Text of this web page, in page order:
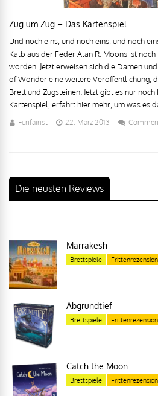
Zug um Zug – Das Kartenspiel
Und noch eins, und noch eins, und noch
Kalb aus der Feder Alan R. Moons ist
worden. Jetzt erweisen sich die Damen
of Wonder eine weitere Veröffentlichung,
Brett und Zugsteinen. Jetzt gibt es nur
Kartenspiel, erfahrt hier mehr, um was es
Funfairist 22. März 2013
Die neusten Reviews
Marrakesh
Brettspiele
Abgrundtief
Brettspiele
Catch the Moon
Brettspiele